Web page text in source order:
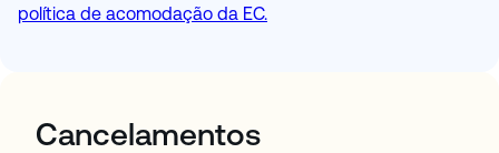
política de acomodação da EC.
Cancelamentos